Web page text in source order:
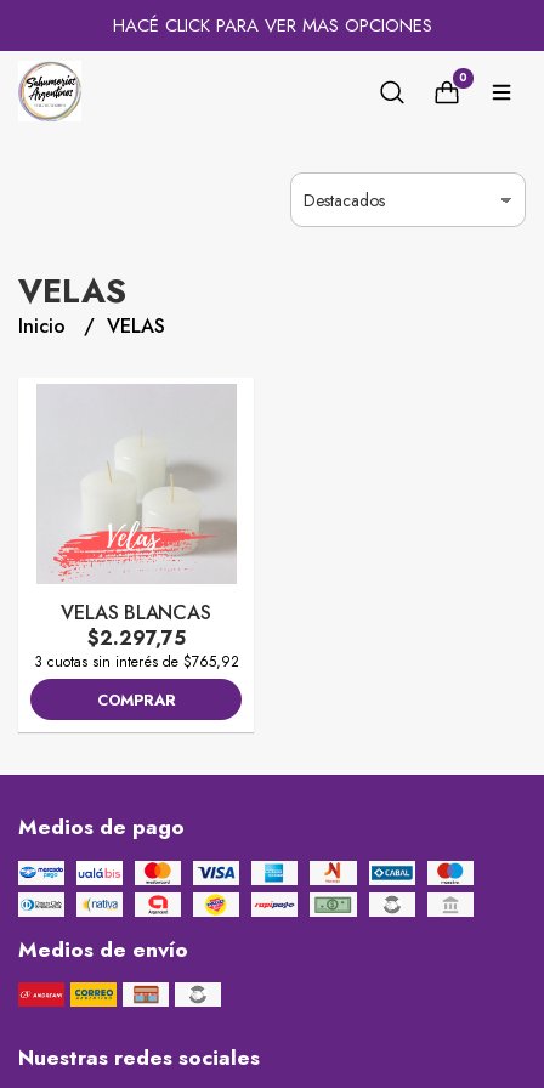
HACÉ CLICK PARA VER MAS OPCIONES
0
VELAS
Inicio VELAS
VELAS BLANCAS
$2.297,75
3 cuotas sin interés de $765,92
COMPRAR
Medios de pago
Medios de envío
Nuestras redes sociales